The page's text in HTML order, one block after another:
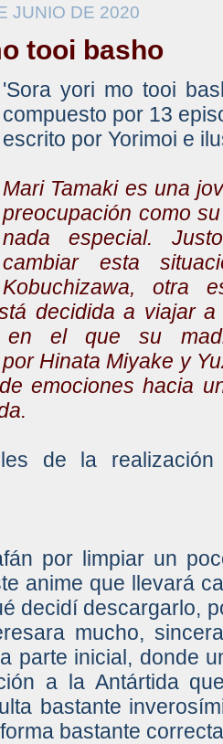
JUNIO DE 2020
tooi basho
'Sora yori mo tooi
compuesto por 13
escrito por Yorimoi e
Mari Tamaki es una
preocupación como
nada especial.
cambiar esta
Kobuchizawa, otra
decidida a viajar
en el que su
Hinata Miyake y
emociones hacia
de la
por limpiar un
anime que llevará
decidí descargarlo,
mucho,
parte inicial, donde
a la Antártida
bastante
bastante